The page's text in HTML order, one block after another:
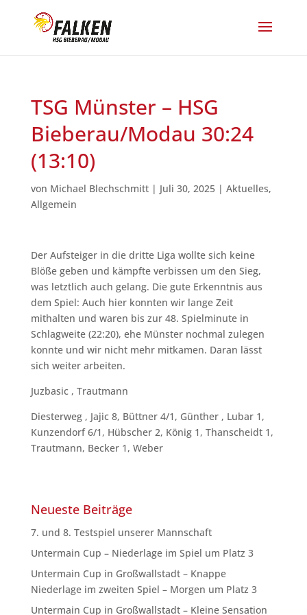
TSG Münster – HSG
Bieberau/Modau 30:24
(13:10)
von Michael Blechschmitt| Juli 30, 2025| Aktuelles,
Allgemein
Der Aufsteiger in die dritte Liga wollte sich keine
Blöße geben und kämpfte verbissen um den Sieg,
was letztlich auch gelang. Die gute Erkenntnis aus
dem Spiel: Auch hier konnten wir lange Zeit
mithalten und waren bis zur 48. Spielminute in
Schlagweite (22:20), ehe Münster nochmal zulegen
konnte und wir nicht mehr mitkamen. Daran lässt
sich weiter arbeiten.
Juzbasic , Trautmann
Diesterweg , Jajic 8, Büttner 4/1, Günther , Lubar 1,
Kunzendorf 6/1, Hübscher 2, König 1, Thanscheidt 1,
Trautmann, Becker 1, Weber
Neueste Beiträge
7. und 8. Testspiel unserer Mannschaft
Untermain Cup – Niederlage im Spiel um Platz 3
Untermain Cup in Großwallstadt – Knappe
Niederlage im zweiten Spiel – Morgen um Platz 3
Untermain Cup in Großwallstadt – Kleine Sensation